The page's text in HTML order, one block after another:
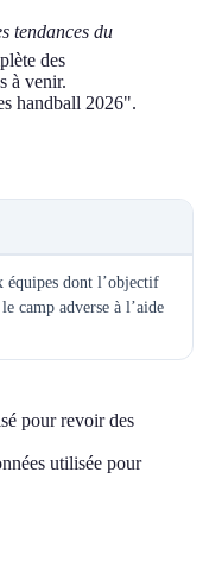
tendances du
des
à venir.
handball 2026".
équipes dont l’objectif
camp adverse à l’aide
pour revoir des
utilisée pour